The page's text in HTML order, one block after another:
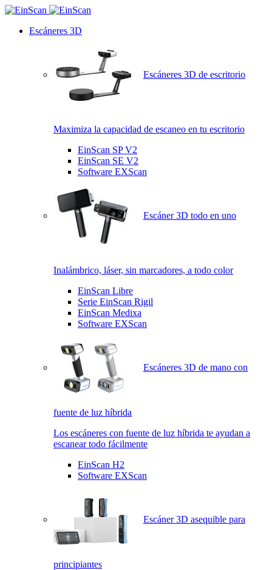
Escáneres 3D
Escáneres 3D de escritorio
Maximiza la capacidad de escaneo en tu escritorio
EinScan SP V2
EinScan SE V2
Software EXScan
Escáner 3D todo en uno
Inalámbrico, láser, sin marcadores, a todo color
EinScan Libre
Serie EinScan Rigil
EinScan Medixa
Software EXScan
Escáneres 3D de mano con
fuente de luz híbrida
Los escáneres con fuente de luz híbrida te ayudan a
escanear todo fácilmente
EinScan H2
Software EXScan
Escáner 3D asequible para
principiantes